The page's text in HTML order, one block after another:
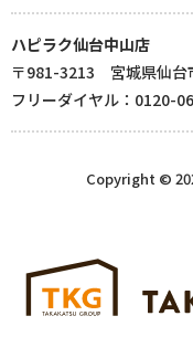
ハピラク仙台中山店
〒981-3213 宮城県仙台
フリーダイヤル：0120-
Copyright ©